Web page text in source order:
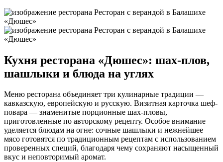
Кухня ресторана «Дюшес»: шах-плов,
шашлыки и блюда на углях
Меню ресторана объединяет три кулинарные традиции —
кавказскую, европейскую и русскую. Визитная карточка шеф-
повара — знаменитые порционные шах-пловы,
приготовленные по авторскому рецепту. Особое внимание
уделяется блюдам на огне: сочные шашлыки и нежнейшее
мясо готовятся по традиционным рецептам с использованием
проверенных специй, благодаря чему сохраняют насыщенный
вкус и неповторимый аромат.